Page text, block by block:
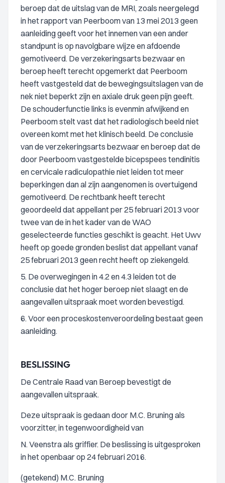
beroep dat de uitslag van de MRI, zoals neergelegd
in het rapport van Peerboom van 13 mei 2013 geen
aanleiding geeft voor het innemen van een ander
standpunt is op navolgbare wijze en afdoende
gemotiveerd. De verzekeringsarts bezwaar en
beroep heeft terecht opgemerkt dat Peerboom
heeft vastgesteld dat de bewegingsuitslagen van de
nek niet beperkt zijn en axiale druk geen pijn geeft.
De schouderfunctie links is evenmin afwijkend en
Peerboom stelt vast dat het radiologisch beeld niet
overeen komt met het klinisch beeld. De conclusie
van de verzekeringsarts bezwaar en beroep dat de
door Peerboom vastgestelde bicepspees tendinitis
en cervicale radiculopathie niet leiden tot meer
beperkingen dan al zijn aangenomen is overtuigend
gemotiveerd. De rechtbank heeft terecht
geoordeeld dat appellant per 25 februari 2013 voor
twee van de in het kader van de WAO
geselecteerde functies geschikt is geacht. Het Uwv
heeft op goede gronden beslist dat appellant vanaf
25 februari 2013 geen recht heeft op ziekengeld.
5. De overwegingen in 4.2 en 4.3 leiden tot de
conclusie dat het hoger beroep niet slaagt en de
aangevallen uitspraak moet worden bevestigd.
6. Voor een proceskostenveroordeling bestaat geen
aanleiding.
BESLISSING
De Centrale Raad van Beroep bevestigt de
aangevallen uitspraak.
Deze uitspraak is gedaan door M.C. Bruning als
voorzitter, in tegenwoordigheid van
N. Veenstra als griffier. De beslissing is uitgesproken
in het openbaar op 24 februari 2016.
(getekend) M.C. Bruning